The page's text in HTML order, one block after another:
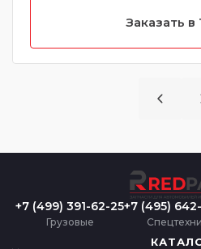
Заказать в
+7 (499) 391-62-25
Грузовые
+7 (495)